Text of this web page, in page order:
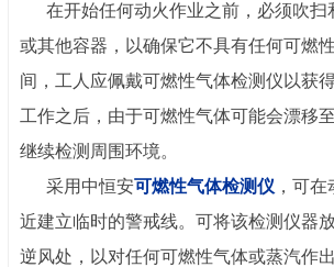
在开始任何动火作业之前，必须吹扫
或其他容器，以确保它不具有任何可燃
间，工人应佩戴可燃性气体检测仪以获
工作之后，由于可燃性气体可能会漂移
继续检测周围环境。
采用 中恒安可燃性气体检测仪 ，可
近建立临时的警戒线。可将该检测仪器
逆风处，以对任何可燃性气体或蒸汽作出